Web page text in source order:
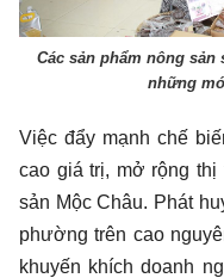
Các sản phẩm nông sản
những
Việc đẩy mạnh chế
cao giá trị, mở rộng
sản Mộc Châu. Phát
phường trên cao
khuyến khích doanh